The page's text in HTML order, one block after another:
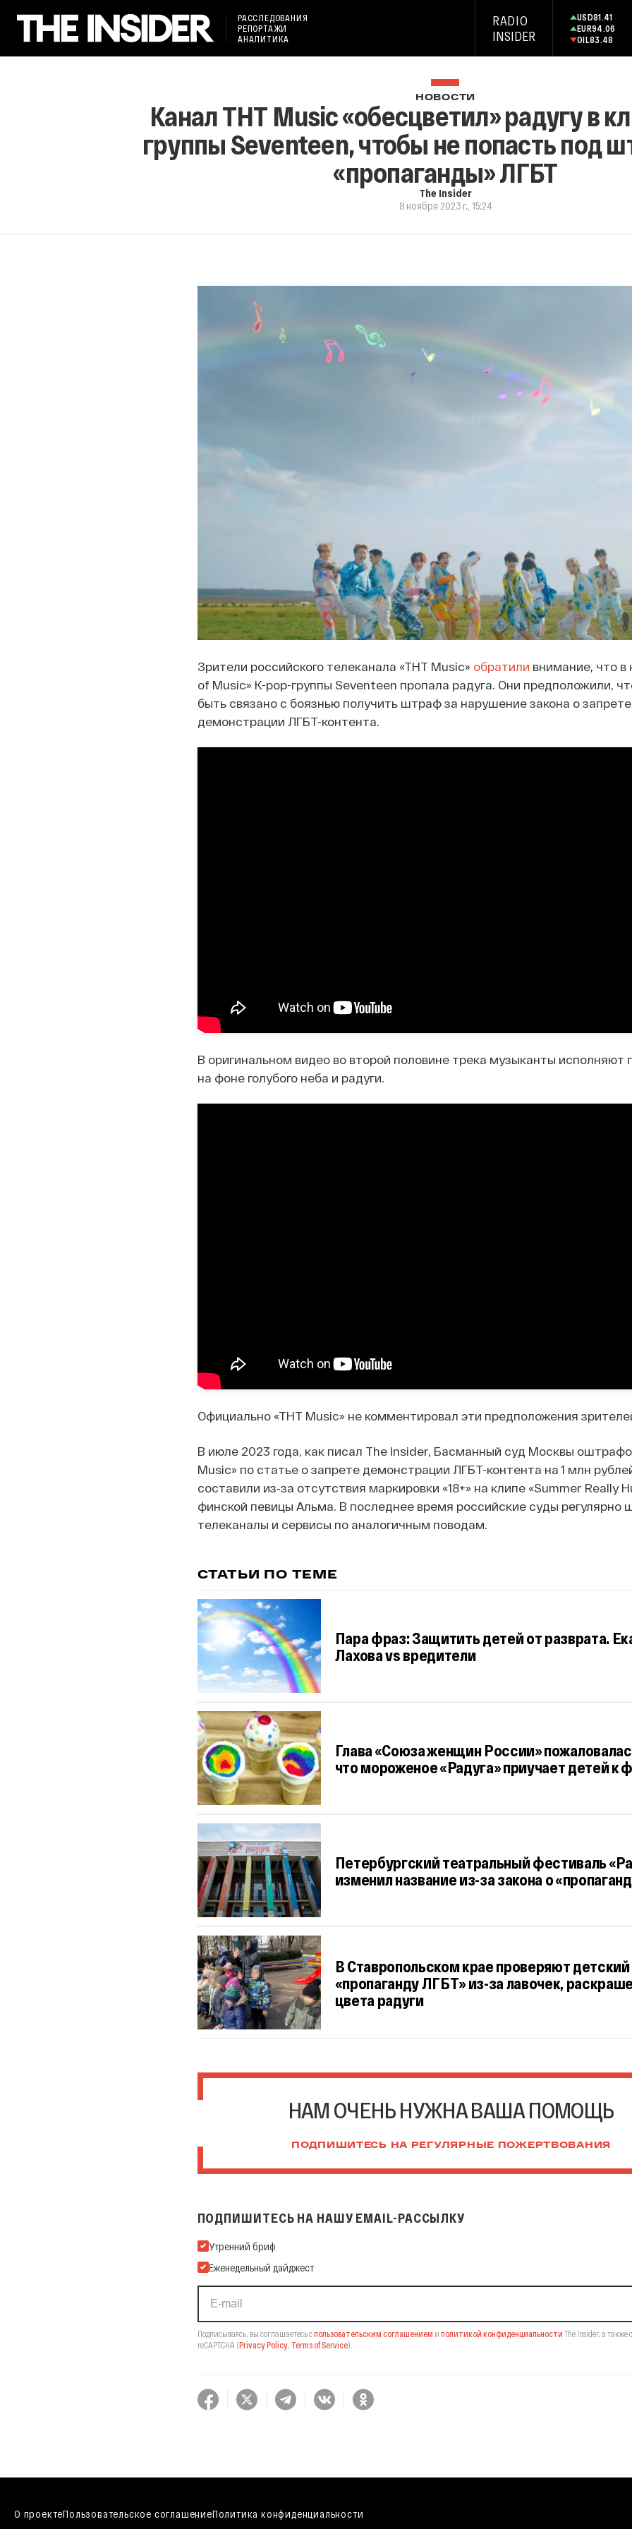
РАССЛЕДОВАНИЯ
РЕПОРТАЖИ
АНАЛИТИКА
RADIO
INSIDER
USD81.41
EUR94.06
OIL83.48
НОВОСТИ
Канал ТНТ Music «обесцветил» радугу в
группы Seventeen, чтобы не попасть под
«пропаганды» ЛГБТ
The Insider
8 ноября 2023 г., 15:24
Зрители российского телеканала «ТНТ Music» обратили внимание, что в
of Music» K-pop-группы Seventeen пропала радуга. Они предположили,
быть связано с боязнью получить штраф за нарушение закона о запрете
демонстрации ЛГБТ-контента.
В оригинальном видео во второй половине трека музыканты исполняют
на фоне голубого неба и радуги.
Официально «ТНТ Music» не комментировал эти предположения
В июле 2023 года, как писал The Insider, Басманный суд Москвы
Music» по статье о запрете демонстрации ЛГБТ-контента на 1 млн
составили из‑за отсутствия маркировки «18+» на клипе «Summer Really
финской певицы Альма. В последнее время российские суды регулярно
телеканалы и сервисы по аналогичным поводам.
СТАТЬИ ПО ТЕМЕ
Пара фраз: Защитить детей от разврата.
Лахова vs вредители
Глава «Союза женщин России»
что мороженое «Радуга» приучает детей к
Петербургский театральный фестиваль
изменил название из-за закона о
В Ставропольском крае проверяют детский
«пропаганду ЛГБТ» из-за лавочек,
цвета радуги
НАМ ОЧЕНЬ НУЖНА ВАША ПОМОЩЬ
ПОДПИШИТЕСЬ НА РЕГУЛЯРНЫЕ ПОЖЕРТВОВАНИЯ
ПОДПИШИТЕСЬ НА НАШУ EMAIL-РАССЫЛКУ
Подпишитесь на нашу Email-рассылку
Утренний бриф
Еженедельный дайджест
Подписываясь, вы соглашаетесь спользовательским соглашением и политикой конфиденциальности The Insider, а также
reCAPTCHA (Privacy Policy, Terms of Service).
О проектеПользовательское соглашениеПолитика конфиденциальности